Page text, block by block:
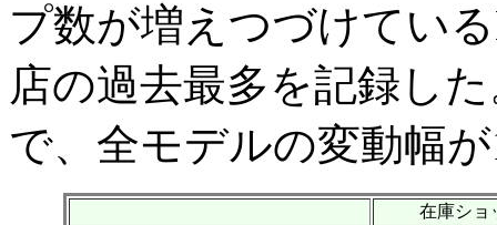
プ数が増えつづけてい
店の過去最多を記録し
で、全モデルの変動幅
在庫ショ